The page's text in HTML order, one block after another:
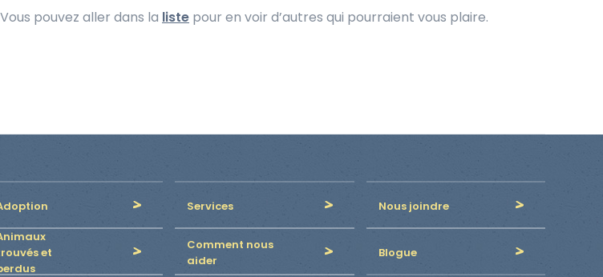
pouvez aller dans la liste pour en voir d’autres qui pourraient vous plaire.
Services
Nous joindre
et
Comment nous
aider
Blogue